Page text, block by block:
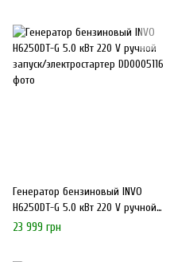
Генератор бензиновый INVO
H6250DT-G 5.0 кВт 220 V ручной
запуск/электростартер
23 999 грн